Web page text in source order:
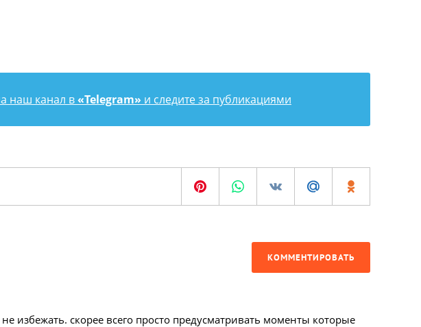
наш канал в«Telegram» и следите за публикациями
КОММЕНТИРОВАТЬ
избежать. скорее всего просто предусматривать моменты которые